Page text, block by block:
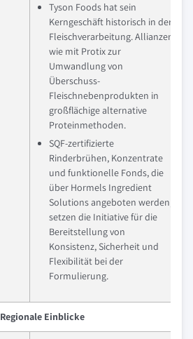
Tyson Foods hat sein
Kerngeschäft historisch in der
Fleischverarbeitung. Allianzen
wie mit Protix zur
Umwandlung von
Überschuss-
Fleischnebenprodukten in
großflächige alternative
Proteinmethoden.
SQF-zertifizierte
Rinderbrühen, Konzentrate
und funktionelle Fonds, die
über Hormels Ingredient
Solutions angeboten werden,
setzen die Initiative für die
Bereitstellung von
Konsistenz, Sicherheit und
Flexibilität bei der
Formulierung.
Regionale Einblicke